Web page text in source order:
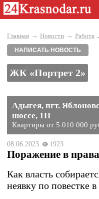
Главная → Новости → Работа
НАПИСАТЬ НОВОСТЬ
ЖК «Портрет 2»
Адыгея, пгт.
шоссе, 1П
Квартиры от 5 010 000
08.06.2023 1923
Поражение в
Как власть
неявку по повестке в